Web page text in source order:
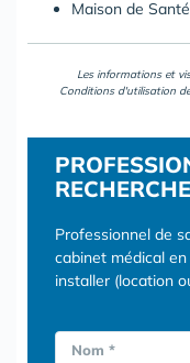
Maison de
Les informations et
Conditions d'utilisation
Professionnel de
cabinet médical
installer (location
Nom *